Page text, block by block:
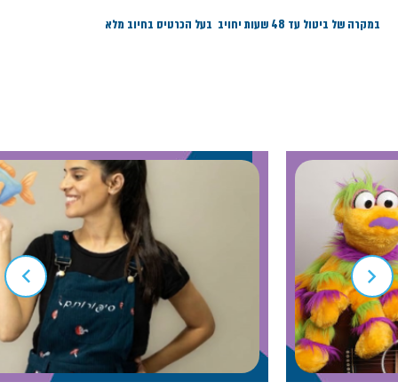
במקרה של ביטול עד 48 שעות יחויב בעל הכרטיס בחיוב מלא